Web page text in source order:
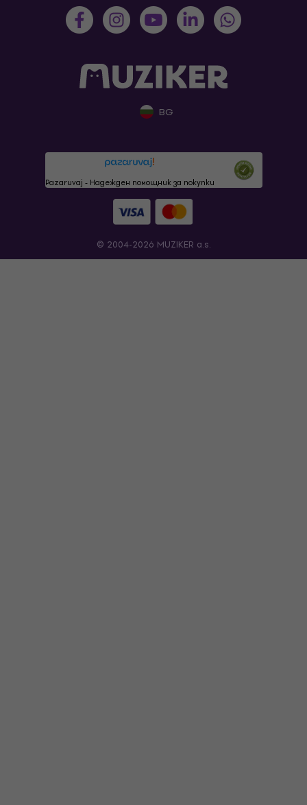
BG
Pazaruvaj - Надежден помощник за покупки
© 2004-2026 MUZIKER a.s.